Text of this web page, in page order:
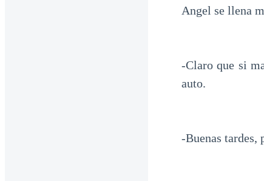
Angel se llena
-Claro que si
auto.
-Buenas tardes,